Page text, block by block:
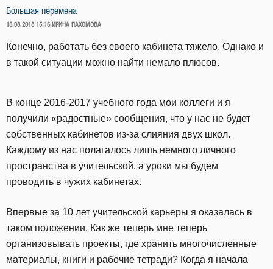
Большая перемена
ОПУБЛИКОВАНО
15.08.2018 15:16 ИРИНА ПАХОМОВА
Конечно, работать без своего кабинета тяжело. Однако и
в такой ситуации можно найти немало плюсов.
В конце 2016-2017 учебного года мои коллеги и я
получили «радостные» сообщения, что у нас не будет
собственных кабинетов из-за слияния двух школ.
Каждому из нас полагалось лишь немного личного
пространства в учительской, а уроки мы будем
проводить в чужих кабинетах.
Впервые за 10 лет учительской карьеры я оказалась в
таком положении. Как же теперь мне теперь
организовывать проекты, где хранить многочисленные
материалы, книги и рабочие тетради? Когда я начала